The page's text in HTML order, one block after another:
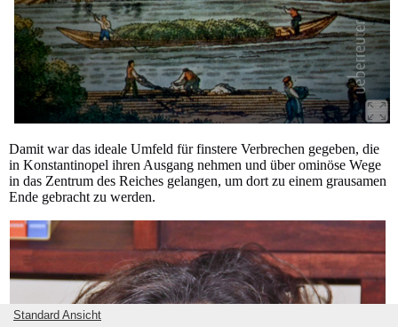
Damit war das ideale Umfeld für finstere Verbrechen gegeben, die
in Konstantinopel ihren Ausgang nehmen und über ominöse Wege
in das Zentrum des Reiches gelangen, um dort zu einem grausamen
Ende gebracht zu werden.
Standard Ansicht